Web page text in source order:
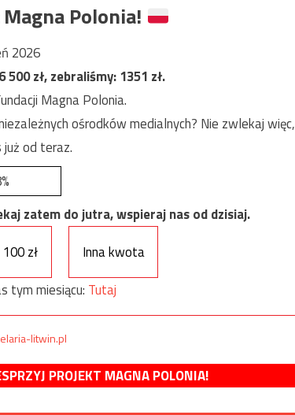
Polonia!
2026
500zł, zebraliśmy:1351 zł.
Magna Polonia.
ośrodków medialnych? Nie zwlekaj więc,
od teraz.
zatem do jutra, wspieraj nas od dzisiaj.
100 zł
Inna kwota
tym miesiącu: Tutaj
litwin.pl
PROJEKT MAGNA POLONIA!